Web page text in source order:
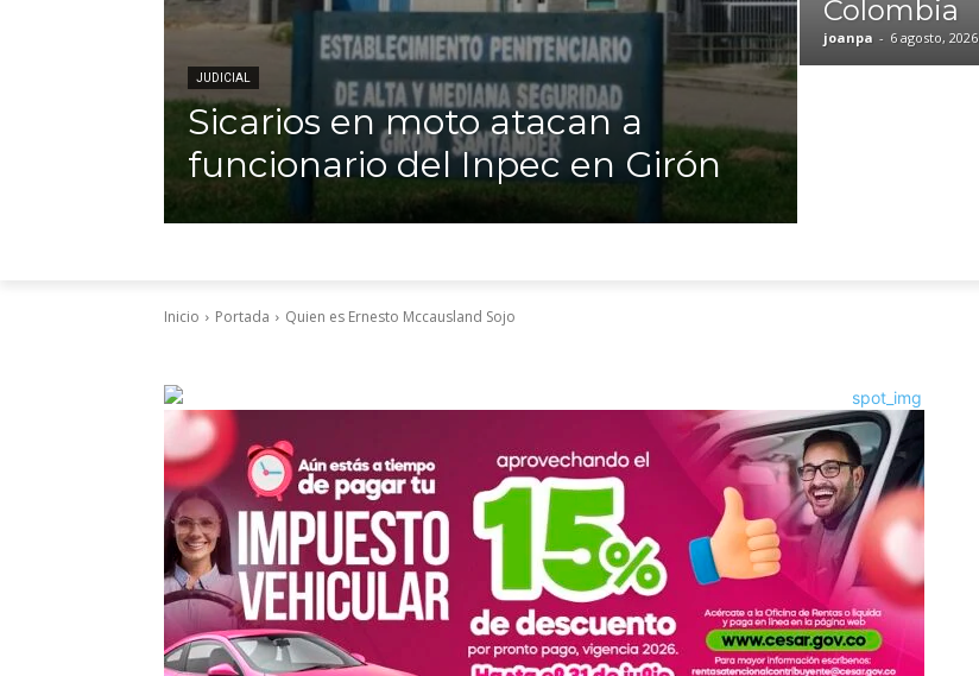
JUDICIAL
Sicarios en moto atacan a
funcionario del Inpec en Girón
Colombia
joanpa - 6 agosto, 2026
Inicio Portada Quien es Ernesto Mccausland Sojo